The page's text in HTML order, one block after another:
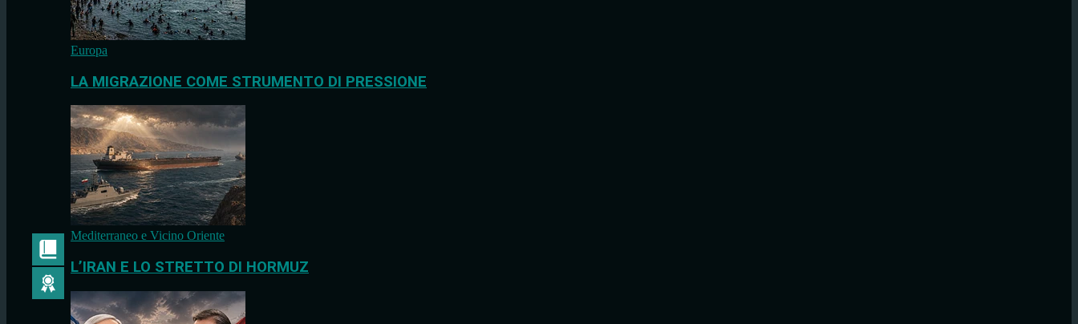
Europa
LA MIGRAZIONE COME STRUMENTO DI PRESSIONE
Mediterraneo e Vicino Oriente
L’IRAN E LO STRETTO DI HORMUZ